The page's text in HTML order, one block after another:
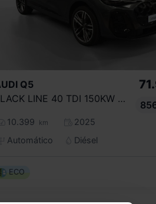
Q5
BLACK LINE 40 TDI 150KW QUATTRO ULTRA
10.399 km
2025
Automático
Diésel
ECO